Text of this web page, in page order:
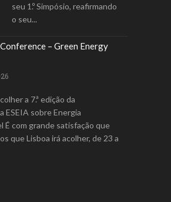
seu 1.º Simpósio, reafirmando
o seu
– Green Energy
a 7.ª edição da
ESEIA sobre Energia
É com grande satisfação que
que Lisboa irá acolher, de 23 a